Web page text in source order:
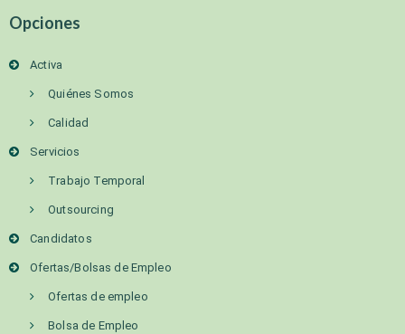
Opciones
Activa
Quiénes Somos
Calidad
Servicios
Trabajo Temporal
Outsourcing
Candidatos
Ofertas/Bolsas de Empleo
Ofertas de empleo
Bolsa de Empleo